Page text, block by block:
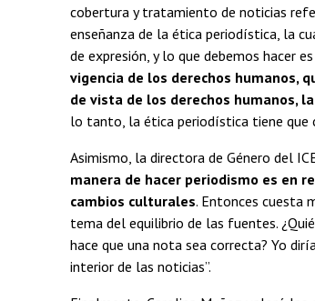
cobertura y tratamiento de noticias
enseñanza de la ética periodística, la
de expresión, y lo que debemos hacer es
vigencia de los derechos humanos,
de vista de los derechos humanos,
lo tanto, la ética periodística tiene que
Asimismo, la directora de Género del
manera de hacer periodismo es en
cambios culturales. Entonces cuesta
tema del equilibrio de las fuentes.
hace que una nota sea correcta? Yo
interior de las noticias”.